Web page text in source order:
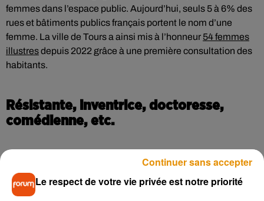
femmes dans l’espace public. Aujourd’hui, seuls 5 à 6% des
rues et bâtiments publics français portent le nom d’une
femme. La ville de Tours a ainsi mis à l’honneur 54 femmes
illustresdepuis 2022 grâce à une première consultation des
habitants.
Résistante, inventrice, doctoresse,
comédienne, etc.
La première liste de noms étant presque déjà épuisée, les
habitants étaient invités à soumettre de nouvelles
propositions ces dernières semaines. 200 ont été déposées,
Le respect de votre vie privée est notre priorité
Continuer sans accepter